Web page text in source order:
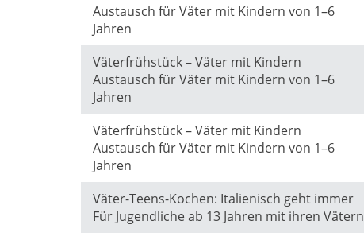
Austausch für Väter mit Kindern von 1–6
Jahren
Väterfrühstück – Väter mit Kindern
Austausch für Väter mit Kindern von 1–6
Jahren
Väterfrühstück – Väter mit Kindern
Austausch für Väter mit Kindern von 1–6
Jahren
Väter-Teens-Kochen: Italienisch geht immer
Für Jugendliche ab 13 Jahren mit ihren Vätern